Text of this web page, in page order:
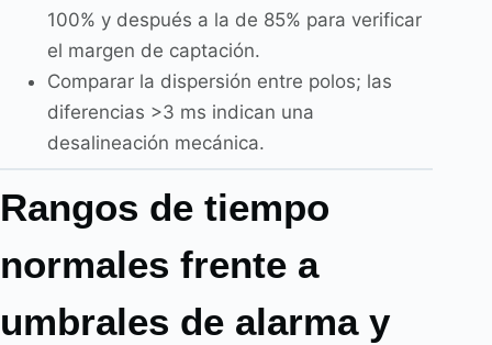
100% y después a la de 85% para verificar
el margen de captación.
Comparar la dispersión entre polos; las
diferencias >3 ms indican una
desalineación mecánica.
Rangos de tiempo
normales frente a
umbrales de alarma y